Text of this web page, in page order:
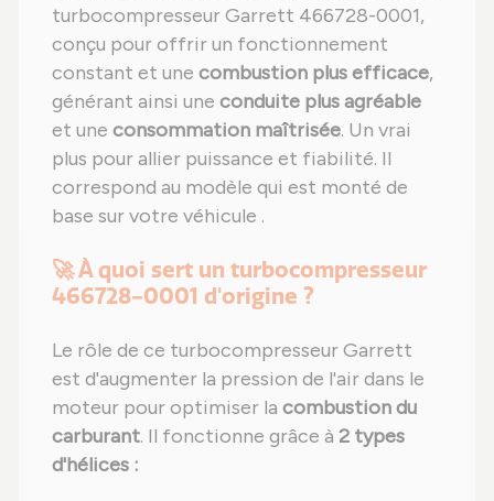
turbocompresseur Garrett 466728-0001,
conçu pour offrir un fonctionnement
constant et une combustion plus efficace,
générant ainsi une conduite plus agréable
et une consommation maîtrisée. Un vrai
plus pour allier puissance et fiabilité. Il
correspond au modèle qui est monté de
base sur votre véhicule .
🚀 À quoi sert un turbocompresseur
466728-0001 d'origine ?
Le rôle de ce turbocompresseur Garrett
est d'augmenter la pression de l'air dans le
moteur pour optimiser la combustion du
carburant. Il fonctionne grâce à 2 types
d'hélices :